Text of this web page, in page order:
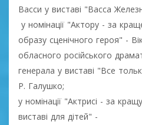
Васси у виставі "Васса
у номінації "Актору - за
образу сценічного героя" -
обласного російського
генерала у виставі "Все
Р. Галушко;
у номінації "Актрисі - за
виставі для дітей" -